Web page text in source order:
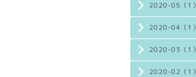
2020-05（1）
2020-04（1）
2020-03（1）
2020-02（1）